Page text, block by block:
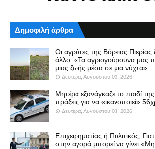
Δημοφιλή άρθρα
Οι αγρότες της Βόρειας Πιερίας
άλλο: «Τα αγριογούρουνα μας
μιας ζωής μέσα σε μια νύχτα»
Δευτέρα, Αυγούστου 03, 2026
Μητέρα εξανάγκαζε το παιδί
πράξεις για να «ικανοποιεί»
Δευτέρα, Αυγούστου 03, 2026
Επιχειρηματίας ή Πολιτικός;
στην αγορά μπορεί να γίνει